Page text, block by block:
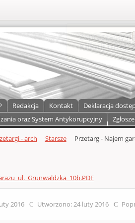
Redakcja Kontakt Deklaracja
oraz System Antykorupcyjny
- arch Starsze Przetarg - Najem
2016 Utworzono: 24 luty 2016